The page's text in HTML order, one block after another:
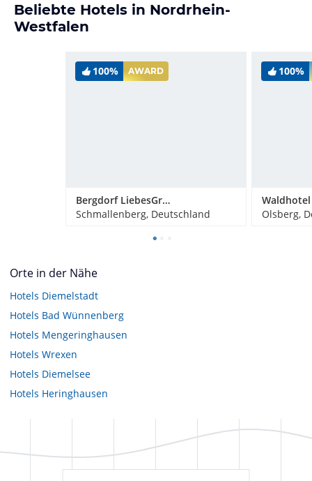
Beliebte Hotels in Nordrhein-
Westfalen
100% AWARD
Bergdorf LiebesGrün
Schmallenberg, Deutschland
100%
Olsberg,
Orte in der Nähe
Hotels Diemelstadt
Hotels Bad Wünnenberg
Hotels Mengeringhausen
Hotels Wrexen
Hotels Diemelsee
Hotels Heringhausen